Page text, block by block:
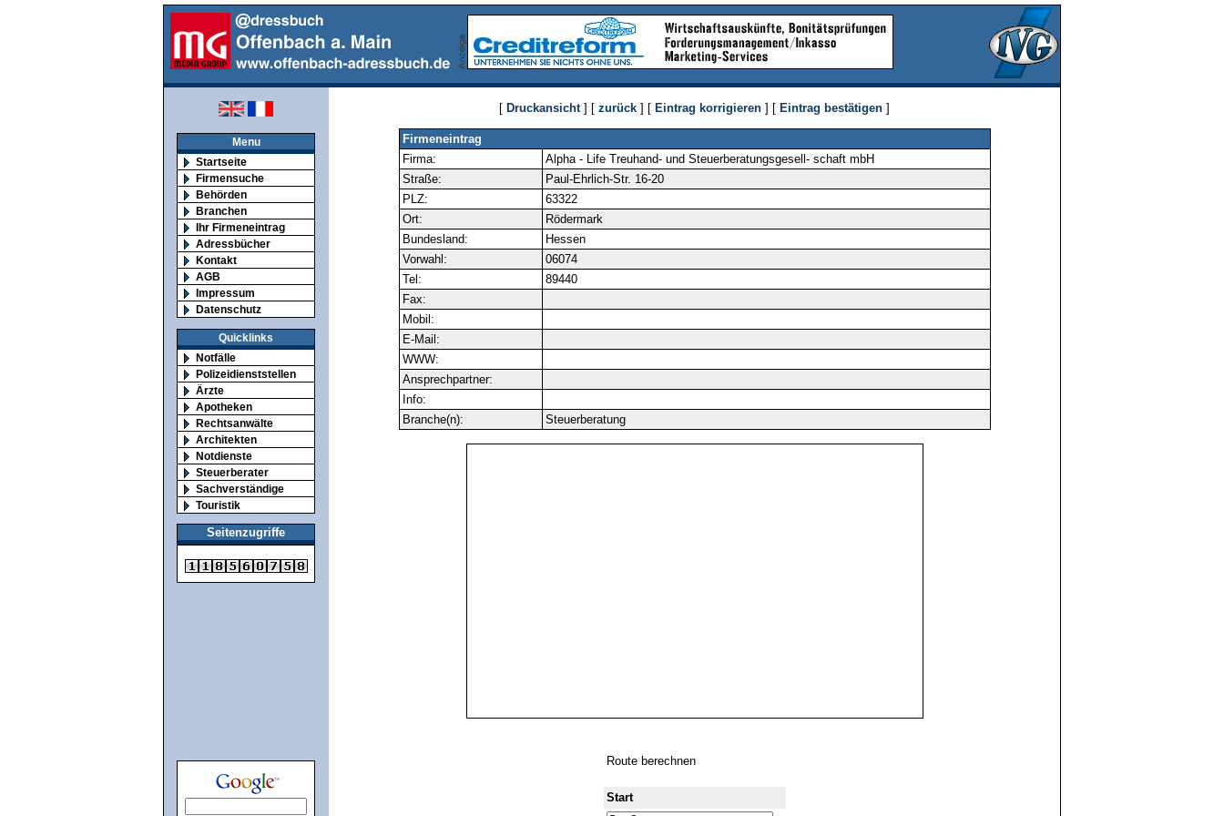
Menu
Startseite
Firmensuche
Behörden
Branchen
Ihr Firmeneintrag
Adressbücher
Kontakt
AGB
Impressum
Datenschutz
Quicklinks
Notfälle
Polizeidienststellen
Ärzte
Apotheken
Rechtsanwälte
Architekten
Notdienste
Steuerberater
Sachverständige
Touristik
Seitenzugriffe
[ Druckansicht] [ zurück ] [ Eintrag korrigieren ] [ Eintrag bestätigen ]
Firmeneintrag
Firma:
Alpha - Life Treuhand- und Steuerberatungsgesell- schaft mbH
Straße:
Paul-Ehrlich-Str. 16-20
PLZ:
63322
Ort:
Rödermark
Bundesland:
Hessen
Vorwahl:
06074
Tel:
89440
Fax:
Mobil:
E-Mail:
WWW:
Ansprechpartner:
Info:
Branche(n):
Steuerberatung
Route berechnen
Start